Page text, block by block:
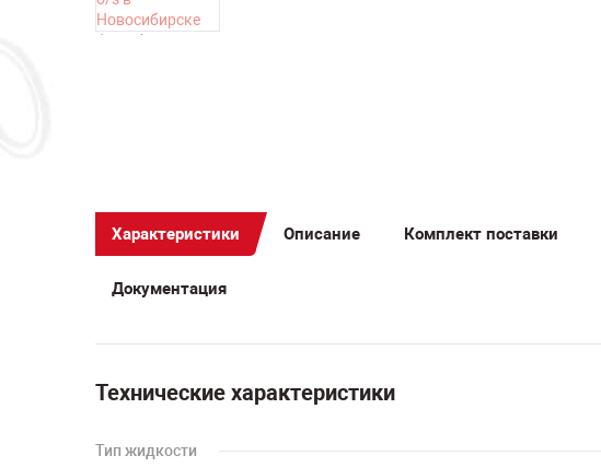
Характеристики Описание Комплект поставки
Документация
Технические характеристики
Тип жидкости